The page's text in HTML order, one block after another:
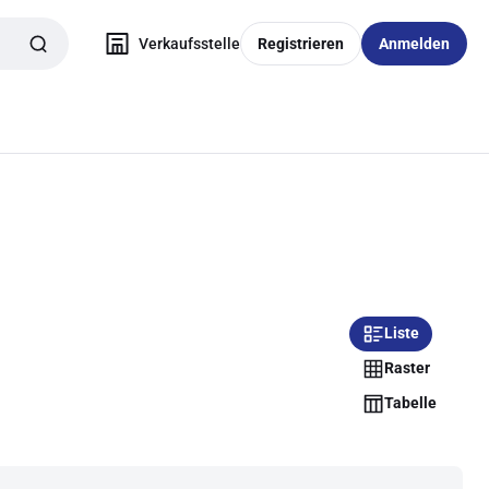
Verkaufsstelle Registrieren Anmelden
Liste
Raster
Tabelle